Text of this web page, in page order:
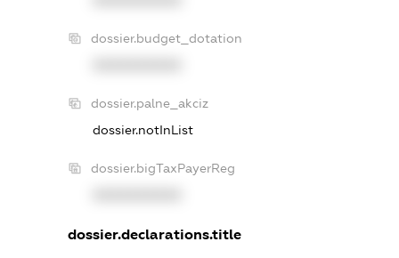
dossier.budget_dotation
dossier.palne_akciz
dossier.notInList
dossier.bigTaxPayerReg
dossier.declarations.title